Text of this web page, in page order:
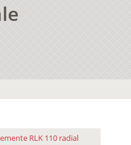
RLK 110 radial